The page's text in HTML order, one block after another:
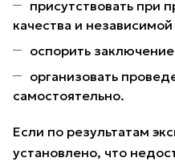
присутствовать при
качества и
оспорить
организовать
самостоятельно.
Если по результатам
установлено, что